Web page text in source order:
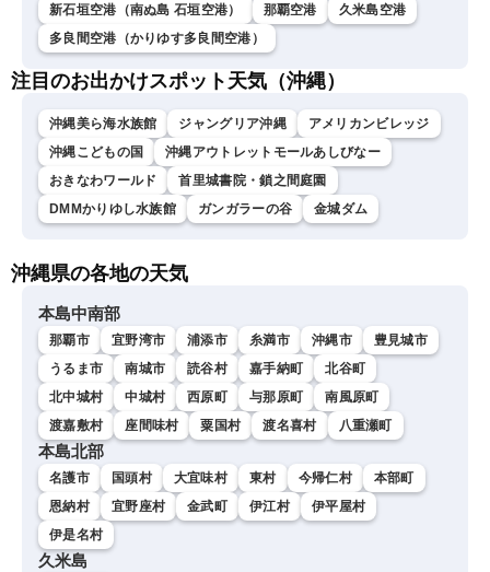
新石垣空港（南ぬ島 石垣空港）
那覇空港
久米島空港
多良間空港（かりゆす多良間空港）
注目のお出かけスポット天気（沖縄）
沖縄美ら海水族館 ジャングリア沖縄
アメリカンビレッジ
沖縄こどもの国
沖縄アウトレットモールあしびなー
おきなわワールド
首里城書院・鎖之間庭園
DMMかりゆし水族館
ガンガラーの谷 金城ダム
沖縄県の各地の天気
本島中南部
那覇市 宜野湾市 浦添市 糸満市 沖縄市
豊見城市
うるま市
南城市 読谷村 嘉手納町
北谷町
北中城村
中城村 西原町 与那原町
南風原町
渡嘉敷村
座間味村 粟国村 渡名喜村 八重瀬町
本島北部
名護市 国頭村 大宜味村 東村 今帰仁村
本部町
恩納村
宜野座村 金武町 伊江村
伊平屋村
伊是名村
久米島